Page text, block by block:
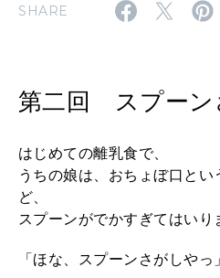
2026年7月号「鎌倉 ローカルが 教
2026年6月号「大銀座 トレンド
2026年5月号「“大好き”
MAGAZINE
SHARE
第二回 スプーン
はじめての離乳食で、
うちの娘は、おちょぼ口と
ど、
スプーンがでかすぎてはいり
「ほな、スプーンさがしやっ